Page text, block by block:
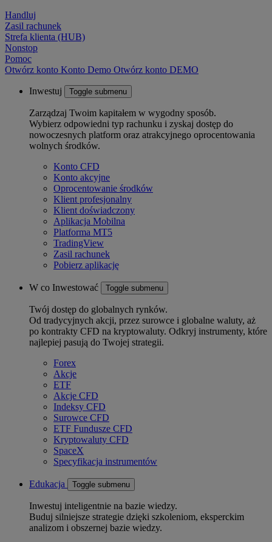
Handluj
Zasil rachunek
Strefa klienta (HUB)
Nonstop
Pomoc
Otwórz konto Konto Demo Otwórz konto DEMO
Inwestuj Toggle submenu
Zarządzaj Twoim kapitałem w wygodny sposób.
Wybierz odpowiedni typ rachunku i zyskaj dostęp do
nowoczesnych platform oraz atrakcyjnego oprocentowania
wolnych środków.
Konto CFD
Konto akcyjne
Oprocentowanie środków
Klient profesjonalny
Klient doświadczony
Aplikacja Mobilna
Platforma MT5
TradingView
Zasil rachunek
Pobierz aplikację
W co Inwestować Toggle submenu
Twój dostęp do globalnych rynków.
Od tradycyjnych akcji, przez surowce i globalne waluty, aż
po kontrakty CFD na kryptowaluty. Odkryj instrumenty, które
najlepiej pasują do Twojej strategii.
Forex
Akcje
ETF
Akcje CFD
Indeksy CFD
Surowce CFD
ETF Fundusze CFD
Kryptowaluty CFD
SpaceX
Specyfikacja instrumentów
Edukacja Toggle submenu
Inwestuj inteligentnie na bazie wiedzy.
Buduj silniejsze strategie dzięki szkoleniom, eksperckim
analizom i obszernej bazie wiedzy.